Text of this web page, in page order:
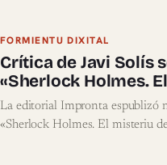
FORMIENTU DIXITAL
Crítica de Javi Solís
«Sherlock Holmes.
La editorial Impronta espublizó
«Sherlock Holmes. El misteriu